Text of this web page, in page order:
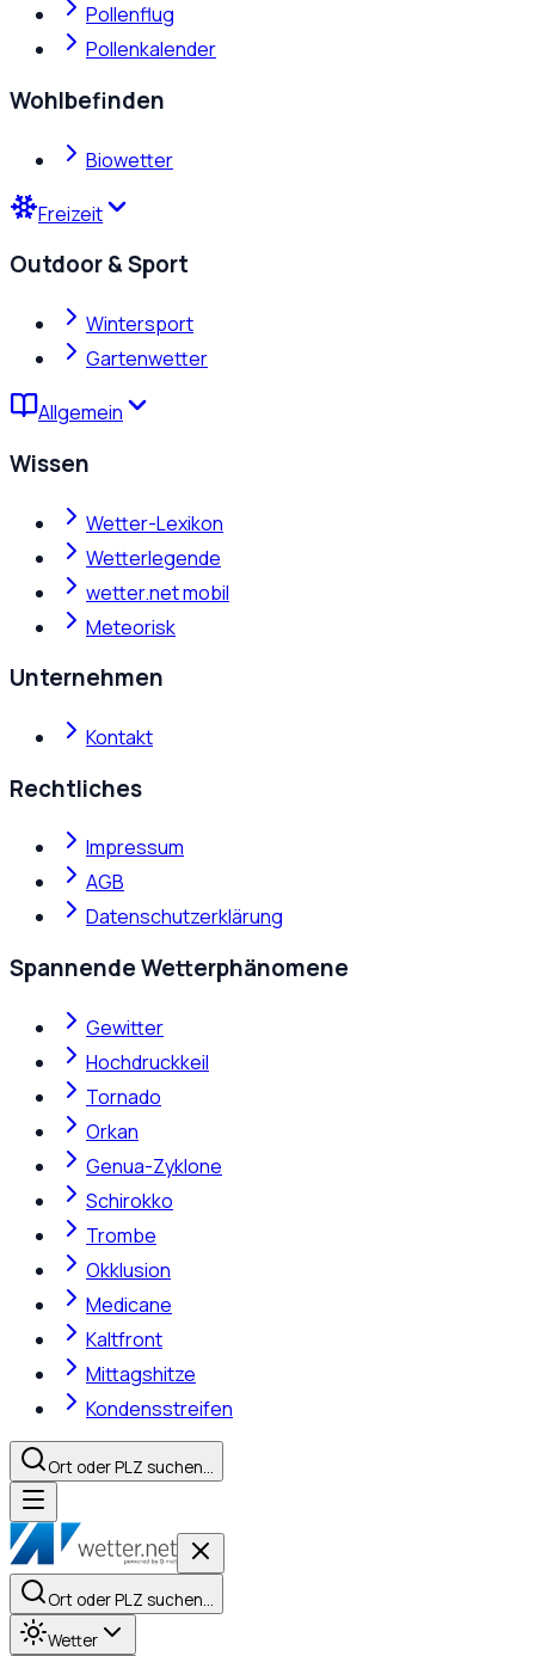
Pollenflug
Pollenkalender
Wohlbefinden
Biowetter
Freizeit
Outdoor & Sport
Wintersport
Gartenwetter
Allgemein
Wissen
Wetter-Lexikon
Wetterlegende
wetter.net mobil
Meteorisk
Unternehmen
Kontakt
Rechtliches
Impressum
AGB
Datenschutzerklärung
Spannende Wetterphänomene
Gewitter
Hochdruckkeil
Tornado
Orkan
Genua-Zyklone
Schirokko
Trombe
Okklusion
Medicane
Kaltfront
Mittagshitze
Kondensstreifen
Ort oder PLZ suchen…
Ort oder PLZ suchen…
Wetter